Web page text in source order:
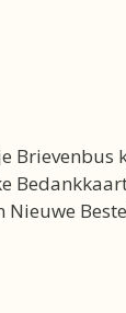
Brievenbus
Nieuwe